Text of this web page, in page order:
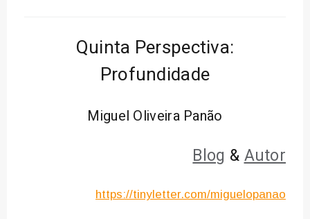
Quinta Perspectiva:
Profundidade
Miguel Oliveira Panão
Blog & Autor
https://tinyletter.com/miguelopanao